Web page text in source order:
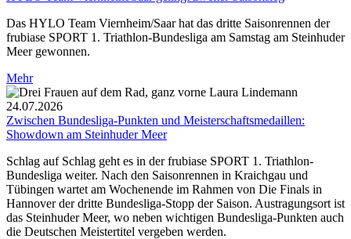
Das HYLO Team Viernheim/Saar hat das dritte Saisonrennen der
frubiase SPORT 1. Triathlon-Bundesliga am Samstag am Steinhuder
Meer gewonnen.
Mehr
24.07.2026
Zwischen Bundesliga-Punkten und Meisterschaftsmedaillen:
Showdown am Steinhuder Meer
Schlag auf Schlag geht es in der frubiase SPORT 1. Triathlon-
Bundesliga weiter. Nach den Saisonrennen in Kraichgau und
Tübingen wartet am Wochenende im Rahmen von Die Finals in
Hannover der dritte Bundesliga-Stopp der Saison. Austragungsort ist
das Steinhuder Meer, wo neben wichtigen Bundesliga-Punkten auch
die Deutschen Meistertitel vergeben werden.